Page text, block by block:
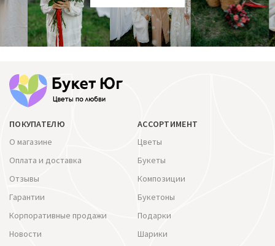
ПОКУПАТЕЛЮ
О магазине
Оплата и доставка
Отзывы
Гарантии
Корпоративные продажи
Новости
АССОРТИМЕНТ
Цветы
Букеты
Композиции
Букетоны
Подарки
Шарики